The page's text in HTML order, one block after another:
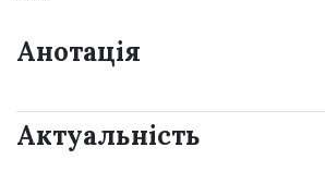
Анотація
Актуальність